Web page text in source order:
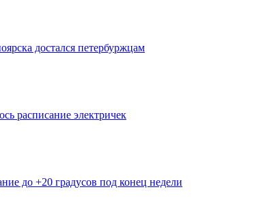
достался петербуржцам
расписание электричек
до +20 градусов под конец недели